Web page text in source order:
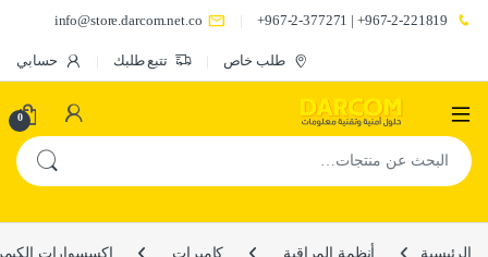
967-2-221819+ | 967-2-377271+
info@store.darcom.net.co
طلب خاص تتبع طلبك حسابي
0
البحث عن:
الرئيسية أنظمة المراقبة كاميرات اكسسوارات